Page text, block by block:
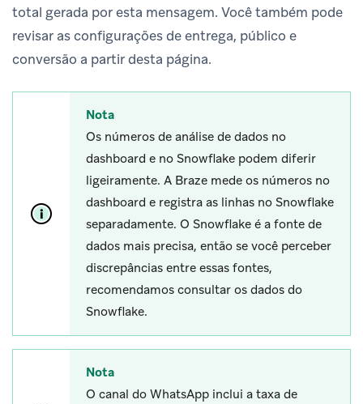
total gerada por esta mensagem. Você também pode
revisar as configurações de entrega, público e
conversão a partir desta página.
Nota
Os números de análise de dados no
dashboard e no Snowflake podem diferir
ligeiramente. A Braze mede os números no
dashboard e registra as linhas no Snowflake
separadamente. O Snowflake é a fonte de
dados mais precisa, então se você perceber
discrepâncias entre essas fontes,
recomendamos consultar os dados do
Snowflake.
Nota
O canal do WhatsApp inclui a taxa de